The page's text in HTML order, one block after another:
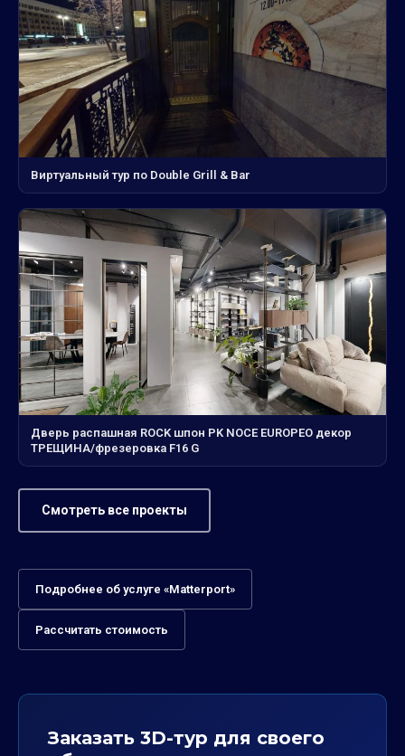
Виртуальный тур по Double Grill & Bar
Дверь распашная ROCK шпон PK NOCE EUROPEO декор
ТРЕЩИНА/фрезеровка F16 G
Смотреть все проекты
Подробнее об услуге «Matterport»
Рассчитать стоимость
Заказать 3D-тур для своего